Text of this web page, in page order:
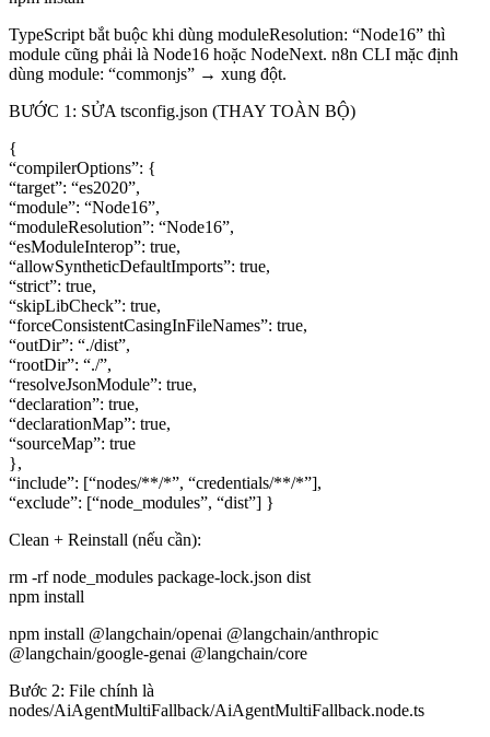
TypeScript bắt buộc khi dùng moduleResolution: “Node16” thì
module cũng phải là Node16 hoặc NodeNext. n8n CLI mặc định
dùng module: “commonjs” → xung đột.
BƯỚC 1: SỬA tsconfig.json (THAY TOÀN BỘ)
{
“compilerOptions”: {
“target”: “es2020”,
“module”: “Node16”,
“moduleResolution”: “Node16”,
“esModuleInterop”: true,
“allowSyntheticDefaultImports”: true,
“strict”: true,
“skipLibCheck”: true,
“forceConsistentCasingInFileNames”: true,
“outDir”: “./dist”,
“rootDir”: “./”,
“resolveJsonModule”: true,
“declaration”: true,
“declarationMap”: true,
“sourceMap”: true
},
“include”: [“nodes/**/*”, “credentials/**/*”],
“exclude”: [“node_modules”, “dist”] }
Clean + Reinstall (nếu cần):
rm -rf node_modules package-lock.json dist
npm install
npm install @langchain/openai @langchain/anthropic
@langchain/google-genai @langchain/core
Bước 2: File chính là
nodes/AiAgentMultiFallback/AiAgentMultiFallback.node.ts